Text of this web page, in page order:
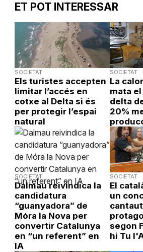
ET POT INTERESSAR
SOCIETAT
Els turistes accepten
limitar l’accés en
cotxe al Delta si és
per protegir l’espai
natural
SOCIETAT
La
mata
delta
20%
SOCIETAT
Dalmau reivindica la
candidatura
“guanyadora” de
Móra la Nova per
convertir Catalunya
en “un referent” en
IA
SOCIETAT
El
un
segon
hi Tu